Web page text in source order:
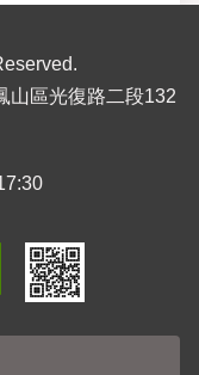
山區光復路二段132